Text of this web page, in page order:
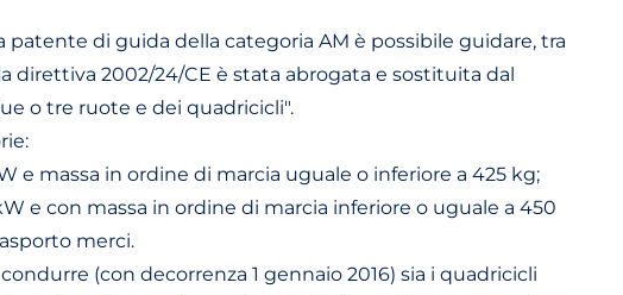
patente di guida della categoria AM è possibile guidare, tra
direttiva 2002/24/CE è stata abrogata e sostituita dal
o tre ruote e dei quadricicli".
massa in ordine di marcia uguale o inferiore a 425 kg;
e con massa in ordine di marcia inferiore o uguale a 450
merci.
(con decorrenza 1 gennaio 2016) sia i quadricicli